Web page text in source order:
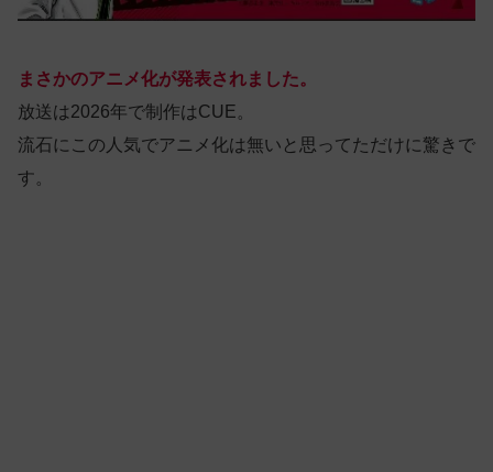
まさかのアニメ化が発表されました。
放送は2026年で制作はCUE。
流石にこの人気でアニメ化は無いと思ってただけに驚きで
す。